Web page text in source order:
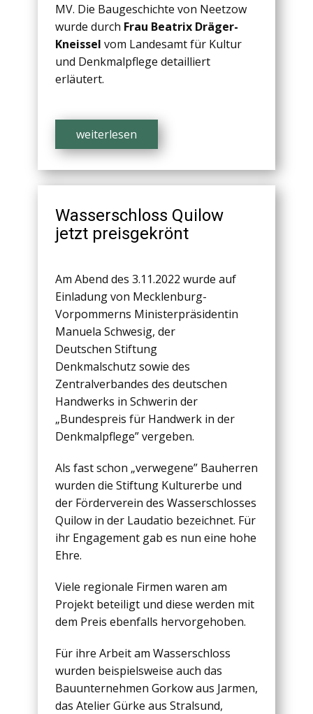
MV. Die Baugeschichte von Neetzow
wurde durch Frau Beatrix Dräger-
Kneissel vom Landesamt für Kultur
und Denkmalpflege detailliert
erläutert.
weiterlesen
Wasserschloss Quilow
jetzt preisgekrönt
Am Abend des 3.11.2022 wurde auf
Einladung von Mecklenburg-
Vorpommerns Ministerpräsidentin
Manuela Schwesig, der
Deutschen Stiftung
Denkmalschutz sowie des
Zentralverbandes des deutschen
Handwerks in Schwerin der
„Bundespreis für Handwerk in der
Denkmalpflege” vergeben.
Als fast schon „verwegene” Bauherren
wurden die Stiftung Kulturerbe und
der Förderverein des Wasserschlosses
Quilow in der Laudatio bezeichnet. Für
ihr Engagement gab es nun eine hohe
Ehre.
Viele regionale Firmen waren am
Projekt beteiligt und diese werden mit
dem Preis ebenfalls hervorgehoben.
Für ihre Arbeit am Wasserschloss
wurden beispielsweise auch das
Bauunternehmen Gorkow aus Jarmen,
das Atelier Gürke aus Stralsund,